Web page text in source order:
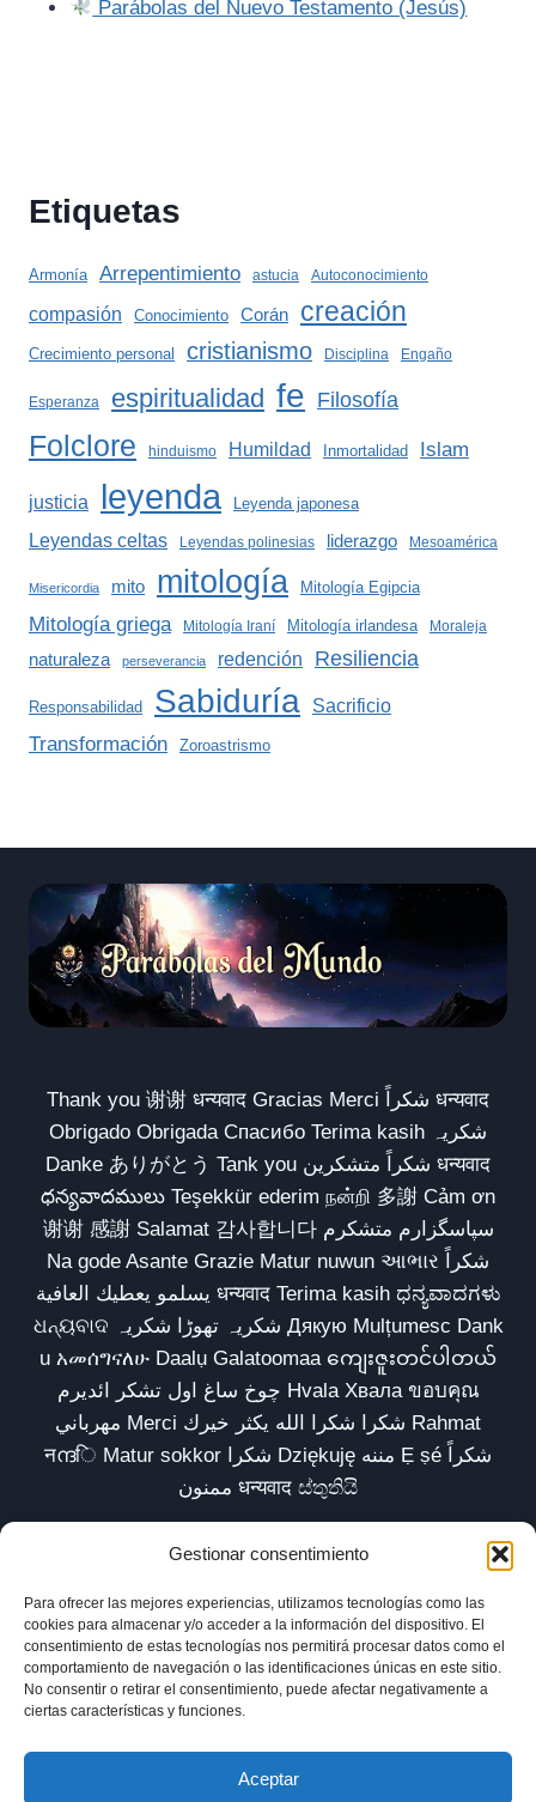
Gestionar consentimiento
Para ofrecer las mejores experiencias, utilizamos tecnologías como las
cookies para almacenar y/o acceder a la información del dispositivo. El
consentimiento de estas tecnologías nos permitirá procesar datos como el
comportamiento de navegación o las identificaciones únicas en este sitio.
No consentir o retirar el consentimiento, puede afectar negativamente a
ciertas características y funciones.
Aceptar
Parábolas del Nuevo Testamento (Jesús)
Etiquetas
Armonía Arrepentimiento astucia Autoconocimiento
compasión Conocimiento Corán creación
Crecimiento personal cristianismo Disciplina Engaño
Esperanza espiritualidad fe Filosofía
Folclore hinduismo Humildad Inmortalidad Islam
justicia leyenda Leyenda japonesa
Leyendas celtas Leyendas polinesias liderazgo Mesoamérica
Misericordia mito mitología Mitología Egipcia
Mitología griega Mitología Iraní Mitología irlandesa Moraleja
naturaleza perseverancia redención Resiliencia
Responsabilidad Sabiduría Sacrificio
Transformación Zoroastrismo
Thank you 谢谢 धन्यवाद Gracias Merci شكراً धन्यवाद
Obrigado Obrigada Спасибо Terima kasih شکریہ
Danke ありがとう Tank you شكراً متشكرين धन्यवाद
ధన్యవాదములు Teşekkür ederim நன்றி 多謝 Cảm ơn
谢谢 感謝 Salamat 감사합니다 سپاسگزارم متشکرم
Na gode Asante Grazie Matur nuwun આભાર شكراً
يسلمو يعطيك العافية धन्यवाद Terima kasih ಧನ್ಯವಾದಗಳು
ଧନ୍ୟବାଦ شکریہ تھوڑا شکریہ Дякую Mulțumesc Dank
u አመሰግናለሁ Daalụ Galatoomaa ကျေးဇူးတင်ပါတယ်
چوخ ساغ اول تشکر ائدیرم Hvala Хвала ขอบคุณ
مهرباني Merci شكرا شكرا الله يكثر خيرك Rahmat
नന്ദि Matur sokkor شكرا Dziękuję مننه Ẹ ṣé شكراً
ممنون धन्यवाद ස්තුතියි
Inicio Biblioteca Parábolas TV
Comunidad
Esencia
Blog
Política de privacidad
Aviso legal
Política de cookies (UE)